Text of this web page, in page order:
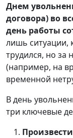
Днем
договора) во
день работы
лишь ситуации,
трудился, но за
(например, на
временной
В день
три ключевые